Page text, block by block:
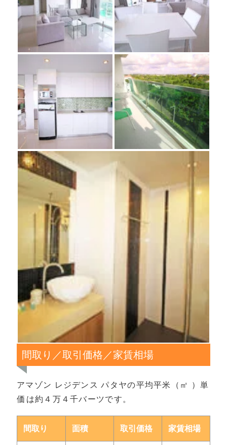
間取り／取引価格／家賃相場
アマゾン レジデンス パタヤの平均平米（㎡ ）単
価は約４万４千バーツです。
間取り 面積 取引価格 家賃相場